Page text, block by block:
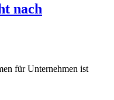
nach
für Unternehmen ist